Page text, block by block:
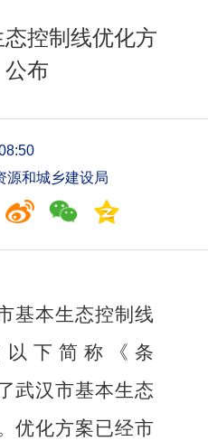
态控制线优化方
公布
源和城乡建设局
基本生态控制线
下简称《条
武汉市基本生态
优化方案已经市